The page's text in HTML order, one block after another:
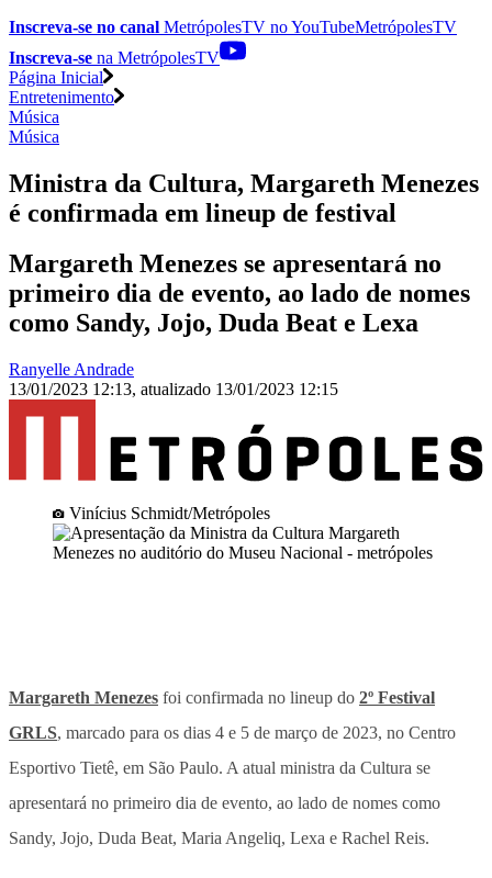
Inscreva-se no canal MetrópolesTV noYouTubeMetrópolesTV
Inscreva-se na MetrópolesTV
Página Inicial
Entretenimento
Música
Música
Ministra da Cultura, Margareth Menezes
é confirmada em lineup de festival
Margareth Menezes se apresentará no
primeiro dia de evento, ao lado de nomes
como Sandy, Jojo, Duda Beat e Lexa
Ranyelle Andrade
13/01/2023 12:13, atualizado 13/01/2023 12:15
Vinícius Schmidt/Metrópoles
Margareth Menezes foi confirmada no lineup do 2º Festival
GRLS, marcado para os dias 4 e 5 de março de 2023, no Centro
Esportivo Tietê, em São Paulo. A atual ministra da Cultura se
apresentará no primeiro dia de evento, ao lado de nomes como
Sandy, Jojo, Duda Beat, Maria Angeliq, Lexa e Rachel Reis.